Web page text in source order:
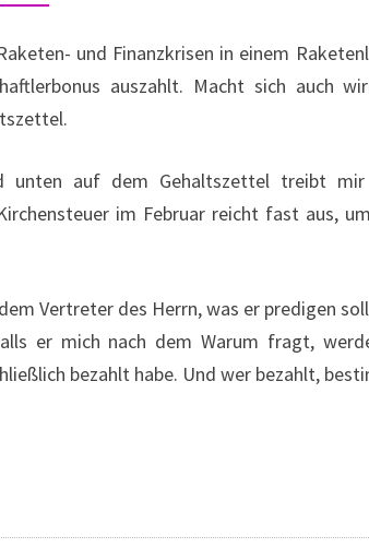
und Finanzkrisen in einem
auszahlt. Macht sich auch
unten auf dem Gehaltszettel treibt
im Februar reicht fast aus,
Vertreter des Herrn, was er predigen
er mich nach dem Warum fragt,
bezahlt habe. Und wer bezahlt,